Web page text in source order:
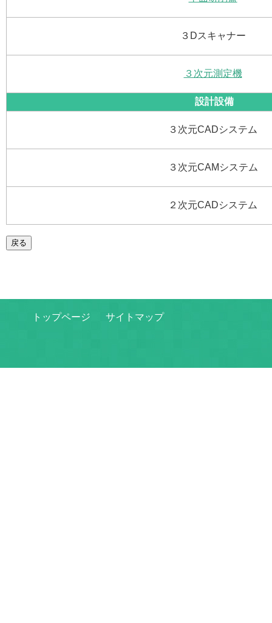
３Dスキャナー
３次元測定機
設計設備
３次元CADシステム
３次元CAMシステム
２次元CADシステム
戻る
トップページ サイトマップ